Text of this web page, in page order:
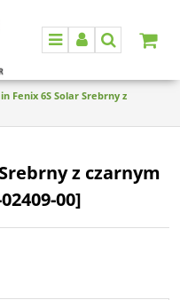
MenuPanelSzukaj
Fenix 6S Solar Srebrny z
z czarnym
00]